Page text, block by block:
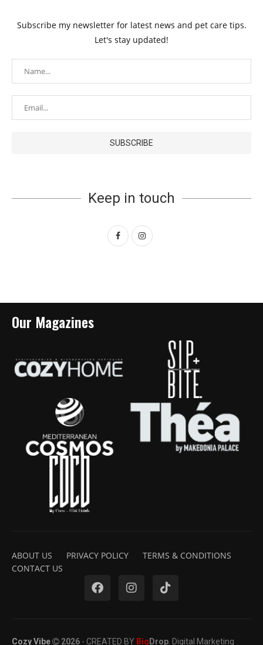
Subscribe my newsletter for latest news and pet care tips.
Let's stay updated!
Keep in touch
Our Magazines
ABOUT US PRIVACY POLICY
TERMS & CONDITIONS
CONTACT US
Cozy Vibe 2026 - CREATED BY Big Drop. Digital Marketing